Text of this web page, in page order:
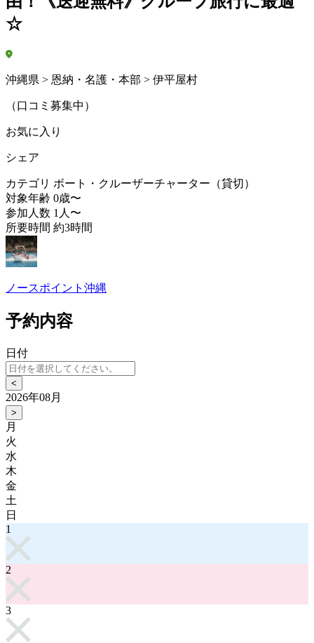
☆
沖縄県 > 恩納・名護・本部 > 伊平屋村
（口コミ募集中）
お気に入り
シェア
カテゴリ ボート・クルーザーチャーター（貸切）
対象年齢 0歳〜
参加人数 1人〜
所要時間 約3時間
ノースポイント沖縄
予約内容
日付
<
2026年08月
>
月
火
水
木
金
土
日
1
2
3